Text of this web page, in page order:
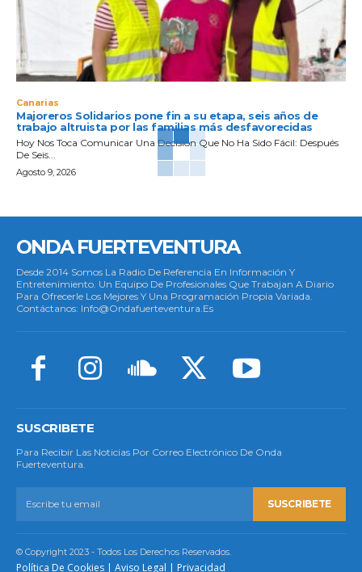
Canarias
Majoreros Solidarios pone fin a su etapa, seis años de
trabajo altruista por las familias más desfavorecidas
Hoy Nos Toca Comunicar Una Decisión Que No Ha Sido Fácil: Después
De Seis...
Agosto 9, 2026
ONDA FUERTEVENTURA
Desde 2014 Somos La Radio De Referencia En Información Y
Entretenimiento. Un Equipo De Profesionales Que Trabajan A Diario
Para Ofrecerle Los Mejores Y Una Programación Propia Variada.
Contáctanos: Info@ondafuerteventura.es
SUSCRIBETE
Para Recibir Las Noticias Por Correo Electrónico De Onda
Fuerteventura.
SUSCRIBETE
© Copyright 2023 - Todos Los Derechos Reservados.
Política De Cookies | Aviso Legal | Privacidad